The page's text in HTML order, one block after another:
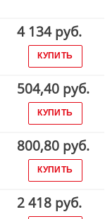
4 134 руб.
КУПИТЬ
504,40 руб.
КУПИТЬ
800,80 руб.
КУПИТЬ
2 418 руб.